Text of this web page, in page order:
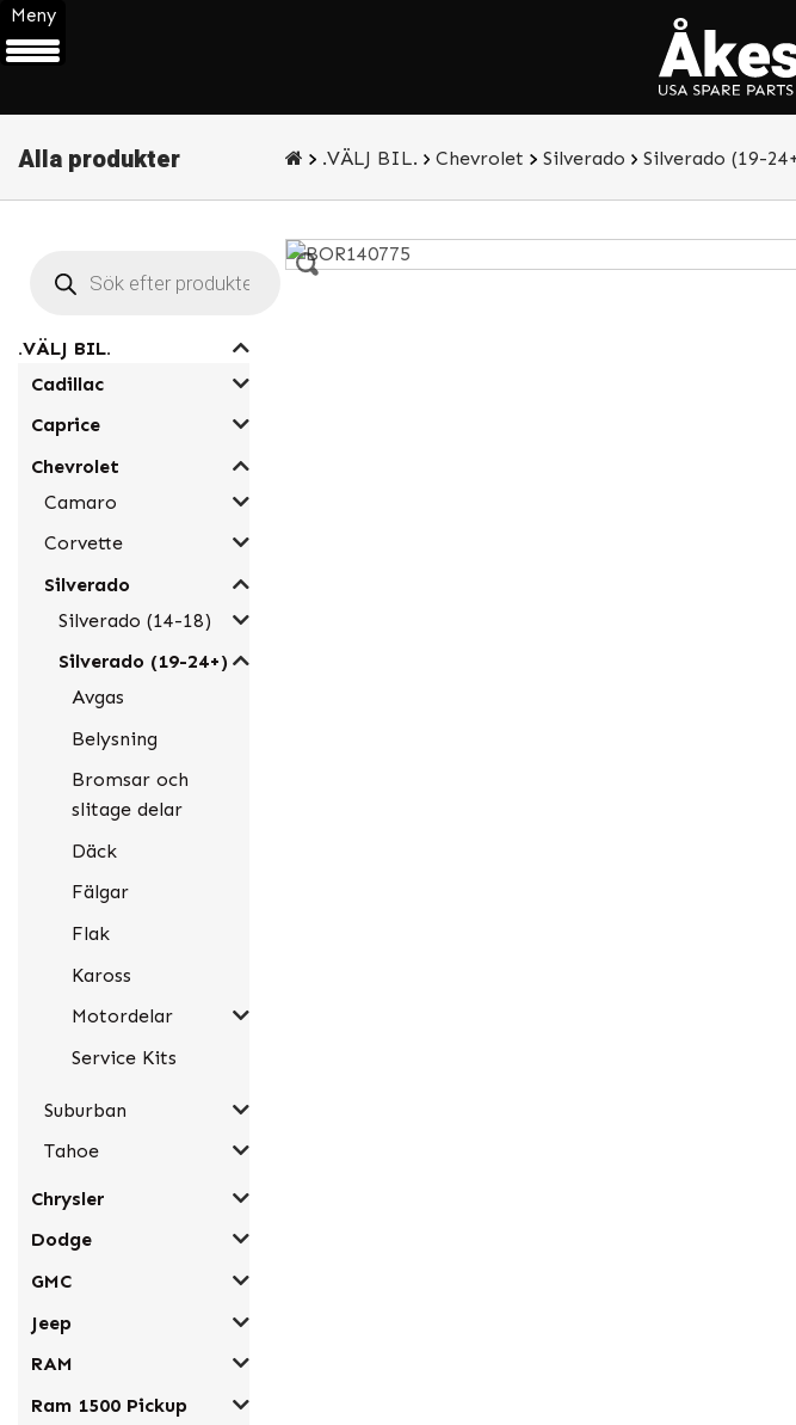
Alla produkter .VÄLJ BIL. Chevrolet Silverado Silverado (19-
search
.VÄLJ BIL.
Cadillac
Caprice
Chevrolet
Camaro
Corvette
Silverado
Silverado (14-18)
Silverado (19-24+)
Avgas
Belysning
Bromsar och
slitage delar
Däck
Fälgar
Flak
Kaross
Motordelar
Service Kits
Suburban
Tahoe
Chrysler
Dodge
GMC
Jeep
RAM
Ram 1500 Pickup
Meny